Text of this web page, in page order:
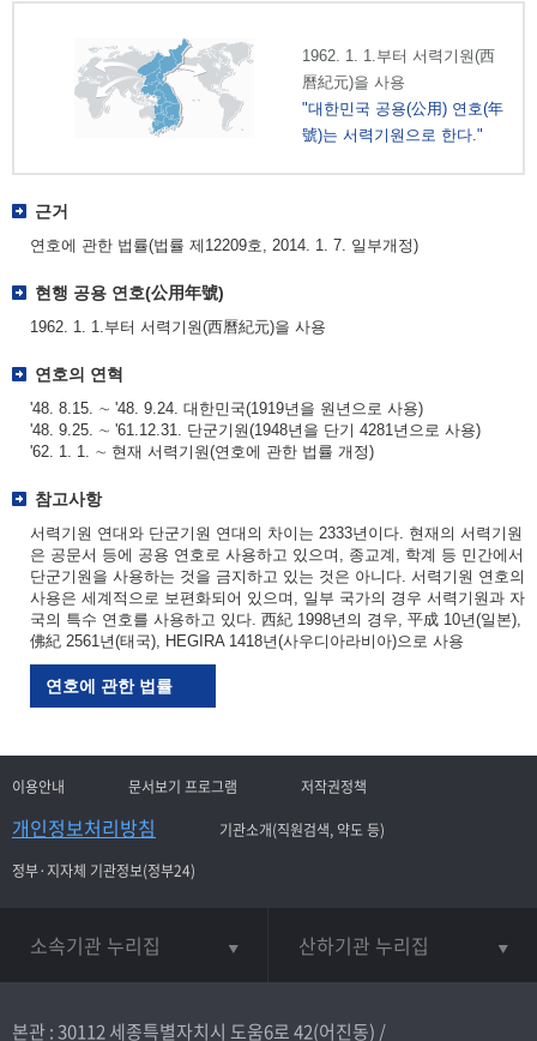
1962. 1. 1.부터 서력기원(西
曆紀元)을 사용
"대한민국 공용(公用) 연호(年
號)는 서력기원으로 한다."
근거
연호에 관한 법률(법률 제12209호, 2014. 1. 7. 일부개정)
현행 공용 연호(公用年號)
1962. 1. 1.부터 서력기원(西曆紀元)을 사용
연호의 연혁
'48. 8.15. ∼ '48. 9.24. 대한민국(1919년을 원년으로 사용)
'48. 9.25. ∼ '61.12.31. 단군기원(1948년을 단기 4281년으로 사용)
'62. 1. 1. ∼ 현재 서력기원(연호에 관한 법률 개정)
참고사항
서력기원 연대와 단군기원 연대의 차이는 2333년이다. 현재의 서력기원
은 공문서 등에 공용 연호로 사용하고 있으며, 종교계, 학계 등 민간에서
단군기원을 사용하는 것을 금지하고 있는 것은 아니다. 서력기원 연호의
사용은 세계적으로 보편화되어 있으며, 일부 국가의 경우 서력기원과 자
국의 특수 연호를 사용하고 있다. 西紀 1998년의 경우, 平成 10년(일본),
佛紀 2561년(태국), HEGIRA 1418년(사우디아라비아)으로 사용
연호에 관한 법률
이용안내 문서보기 프로그램 저작권정책
개인정보처리방침
기관소개(직원검색, 약도 등)
정부·지자체 기관정보(정부24)
소속기관 누리집 산하기관 누리집
본관 : 30112 세종특별자치시 도움6로 42(어진동) /